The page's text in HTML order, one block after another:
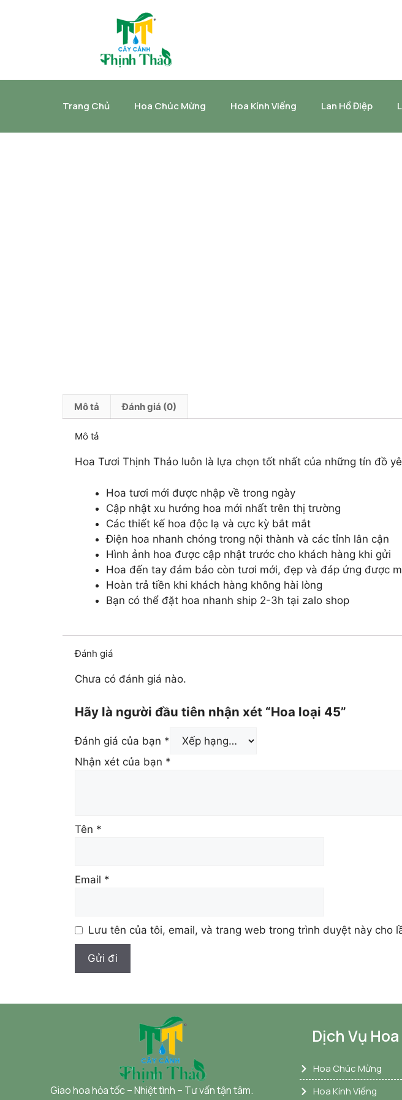
Trang Chủ Hoa Chúc Mừng Hoa Kính Viếng Lan Hồ Điệp
Mô tả Đánh giá (0)
Mô tả
Hoa Tươi Thịnh Thảo luôn là lựa chọn tốt nhất của những tín đồ
Hoa tươi mới được nhập về trong ngày
Cập nhật xu hướng hoa mới nhất trên thị trường
Các thiết kế hoa độc lạ và cực kỳ bắt mắt
Điện hoa nhanh chóng trong nội thành và các tỉnh lân cận
Hình ảnh hoa được cập nhật trước cho khách hàng khi gửi
Hoa đến tay đảm bảo còn tươi mới, đẹp và đáp ứng được
Hoàn trả tiền khi khách hàng không hài lòng
Bạn có thể đặt hoa nhanh ship 2-3h tại zalo shop
Đánh giá
Chưa có đánh giá nào.
Hãy là người đầu tiên nhận xét “Hoa loại 45”
Đánh giá của bạn *
Nhận xét của bạn *
Tên *
Email *
Lưu tên của tôi, email, và trang web trong trình duyệt này cho
Giao hoa hỏa tốc – Nhiệt tình – Tư vấn tận tâm.
Dịch Vụ
Hoa Chúc Mừng
Hoa Kính Viếng